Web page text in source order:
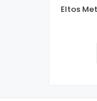
Eltos